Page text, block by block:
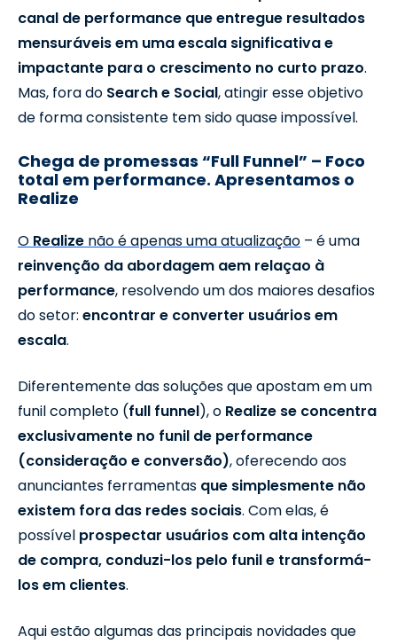
canal de performance que entregue resultados
mensuráveis em uma escala significativa e
impactante para o crescimento no curto prazo.
Mas, fora do Search e Social, atingir esse objetivo
de forma consistente tem sido quase impossível.
Chega de promessas “Full Funnel” – Foco
total em performance. Apresentamos o
Realize
O Realize não é apenas uma atualização – é uma
reinvenção da abordagem aem relaçao à
performance, resolvendo um dos maiores desafios
do setor: encontrar e converter usuários em
escala.
Diferentemente das soluções que apostam em um
funil completo (full funnel), o Realize se concentra
exclusivamente no funil de performance
(consideração e conversão), oferecendo aos
anunciantes ferramentas que simplesmente não
existem fora das redes sociais. Com elas, é
possível prospectar usuários com alta intenção
de compra, conduzi-los pelo funil e transformá-
los em clientes.
Aqui estão algumas das principais novidades que